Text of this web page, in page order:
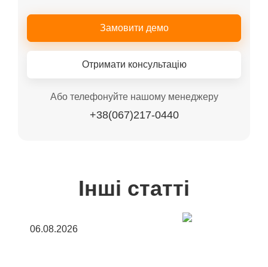
Замовити демо
Отримати консультацію
Або телефонуйте нашому менеджеру
+38(067)217-0440
Інші статті
06.08.2026